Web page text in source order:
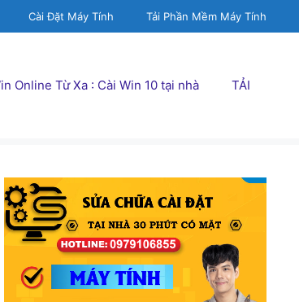
Cài Đặt Máy Tính Tải Phần Mềm Máy Tính
Online Từ Xa : Cài Win 10 tại nhà TẢI